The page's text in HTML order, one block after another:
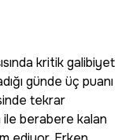
kritik galibiyet
günde üç puanı
tekrar
berabere kalan